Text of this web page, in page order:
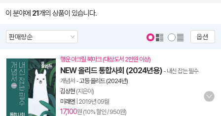
이 분야에 21개의 상품이 있습니다.
옵션
행운 아크릴 북마크 (대상도서 2만원 이상)
NEW 올리드 통합사회 (2024년용) - 내신 잡는 필수
개념서 -고등 올리드 (2024년)
김상현 (지은이)
미래엔 2019년 09월
17,100원 (10% 할인 / 950원)